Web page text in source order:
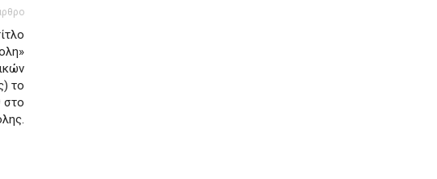
το
στο